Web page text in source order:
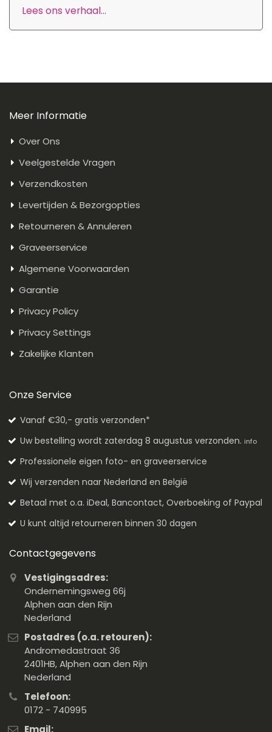
Lees ons verhaal...
Meer Informatie
Over Ons
Veelgestelde Vragen
Verzendkosten
Levertijden & Bezorgopties
Retourneren & Annuleren
Graveerservice
Algemene Voorwaarden
Garantie
Privacy Policy
Privacy Settings
Zakelijke Klanten
Onze Service
Vanaf €30,- gratis verzonden*
Uw bestelling wordt zaterdag 8 augustus verzonden. info
Professionele eigen foto- en graveerservice
Wij verzenden naar Nederland en België
Betaal met o.a. iDeal, Bancontact, Overboeking of Paypal
U kunt altijd retourneren binnen 30 dagen
Contactgegevens
Vestigingsadres:
Ondernemingsweg 66j
Alphen aan den Rijn
Nederland
Postadres (o.a. retouren):
Andromedastraat 36
2401HB, Alphen aan den Rijn
Nederland
Telefoon:
0172 - 740995